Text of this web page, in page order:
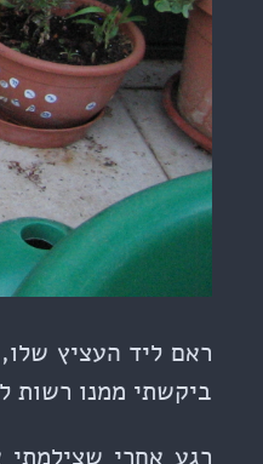
ראם ליד העציץ
ביקשתי ממנו רשות
רגע אחרי